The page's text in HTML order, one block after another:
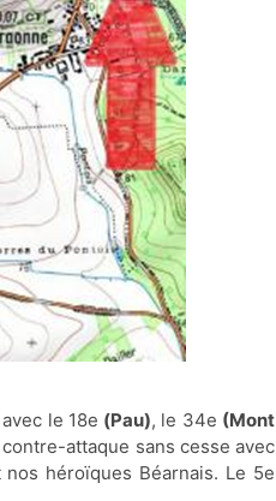
le 18e (Pau), le 34e (Mont
attaque sans cesse avec
héroïques Béarnais. Le 5e